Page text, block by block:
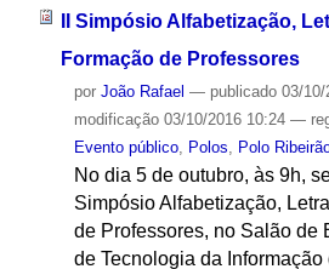
II Simpósio Alfabetização,
Formação de Professores
por João Rafael — publicado03/10/
modificação03/10/2016 10:24 —
Evento público, Polos, Polo
No dia 5 de outubro, às 9h,
Simpósio Alfabetização,
de Professores, no Salão de
de Tecnologia da